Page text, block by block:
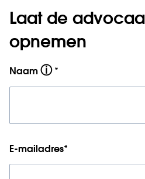
Laat de
opnemen
Naam ⓘ *
E-mailadres*